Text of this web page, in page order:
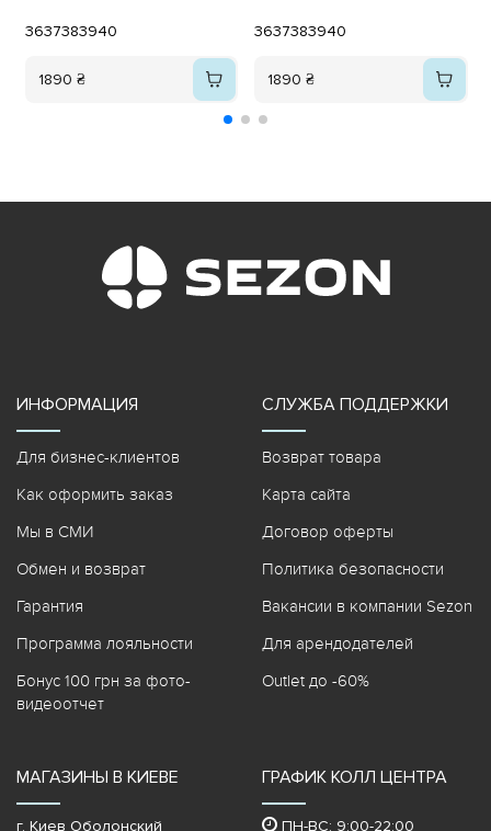
3637383940
1890 ₴
3637383940
1890 ₴
ИНФОРМАЦИЯ
Для бизнес-клиентов
Как оформить заказ
Мы в СМИ
Обмен и возврат
Гарантия
Программа лояльности
Бонус 100 грн за фото-
видеоотчет
СЛУЖБА ПОДДЕРЖКИ
Возврат товара
Карта сайта
Договор оферты
Политика безопасности
Вакансии в компании Sezon
Для арендодателей
Outlet до -60%
МАГАЗИНЫ В КИЕВЕ
г. Киев Оболонский
ГРАФИК КОЛЛ ЦЕНТРА
ПН-ВС: 9:00-22:00